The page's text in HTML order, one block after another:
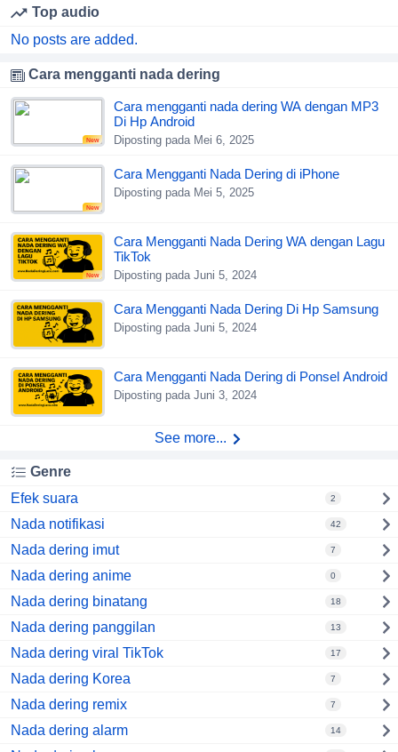
Top audio
No posts are added.
Cara mengganti nada dering
New
Cara mengganti nada dering WA dengan MP3
Di Hp Android
Diposting pada Mei 6, 2025
New
Cara Mengganti Nada Dering di iPhone
Diposting pada Mei 5, 2025
New
Cara Mengganti Nada Dering WA dengan Lagu
TikTok
Diposting pada Juni 5, 2024
Cara Mengganti Nada Dering Di Hp Samsung
Diposting pada Juni 5, 2024
Cara Mengganti Nada Dering di Ponsel Android
Diposting pada Juni 3, 2024
See more...
Genre
Efek suara
2
Nada notifikasi 42
Nada dering imut 7
Nada dering anime 0
Nada dering binatang 18
Nada dering panggilan 13
Nada dering viral TikTok 17
Nada dering Korea 7
Nada dering remix 7
Nada dering alarm 14